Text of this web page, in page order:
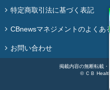
特定商取引法に基づく表記
CBnewsマネジメントのよくあ
お問い合わせ
掲載内容の無断転載
© ＣＢ